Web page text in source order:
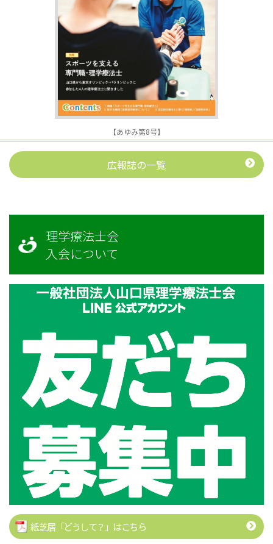
【あゆみ第8号】
広報誌の一覧
理学療法士会
入会について
紙芝居「どうして？」はこちら